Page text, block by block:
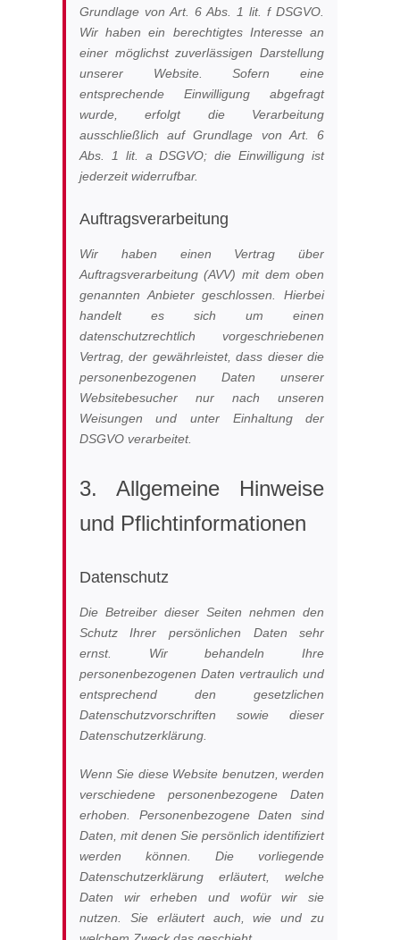
Grundlage von Art. 6 Abs. 1 lit. f DSGVO.
Wir haben ein berechtigtes Interesse an
einer möglichst zuverlässigen Darstellung
unserer Website. Sofern eine
entsprechende Einwilligung abgefragt
wurde, erfolgt die Verarbeitung
ausschließlich auf Grundlage von Art. 6
Abs. 1 lit. a DSGVO; die Einwilligung ist
jederzeit widerrufbar.
Auftragsverarbeitung
Wir haben einen Vertrag über
Auftragsverarbeitung (AVV) mit dem oben
genannten Anbieter geschlossen. Hierbei
handelt es sich um einen
datenschutzrechtlich vorgeschriebenen
Vertrag, der gewährleistet, dass dieser die
personenbezogenen Daten unserer
Websitebesucher nur nach unseren
Weisungen und unter Einhaltung der
DSGVO verarbeitet.
3. Allgemeine Hinweise
und Pflicht­informationen
Datenschutz
Die Betreiber dieser Seiten nehmen den
Schutz Ihrer persönlichen Daten sehr
ernst. Wir behandeln Ihre
personenbezogenen Daten vertraulich und
entsprechend den gesetzlichen
Datenschutzvorschriften sowie dieser
Datenschutzerklärung.
Wenn Sie diese Website benutzen, werden
verschiedene personenbezogene Daten
erhoben. Personenbezogene Daten sind
Daten, mit denen Sie persönlich identifiziert
werden können. Die vorliegende
Datenschutzerklärung erläutert, welche
Daten wir erheben und wofür wir sie
nutzen. Sie erläutert auch, wie und zu